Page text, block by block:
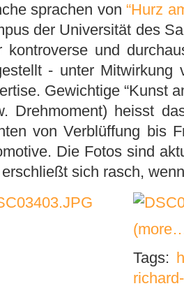
sprachen von“Hurz
der Universität des
kontroverse und
- unter Mitwirkung
Gewichtige “Kunst
Drehmoment) heisst
von Verblüffung bis
Die Fotos sind
sich rasch,
Tags: